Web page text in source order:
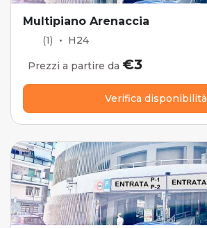
Multipiano Arenaccia
(1) • H24
Prezzi a partire da €3
Verifica disponibilità